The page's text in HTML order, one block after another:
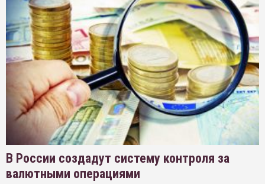
В России создадут систему контроля за
валютными операциями